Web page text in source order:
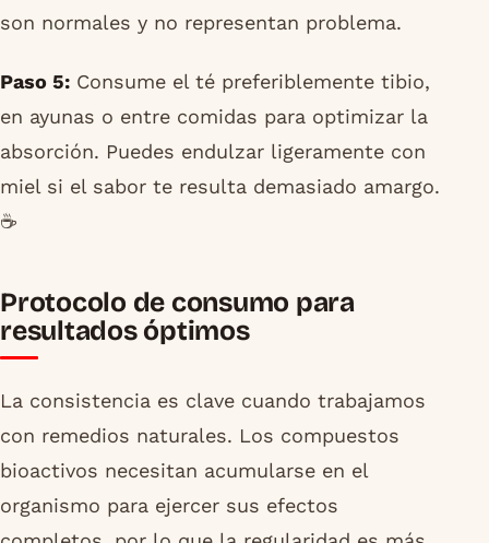
son normales y no representan problema.
Paso 5: Consume el té preferiblemente tibio,
en ayunas o entre comidas para optimizar la
absorción. Puedes endulzar ligeramente con
miel si el sabor te resulta demasiado amargo.
☕
Protocolo de consumo para
resultados óptimos
La consistencia es clave cuando trabajamos
con remedios naturales. Los compuestos
bioactivos necesitan acumularse en el
organismo para ejercer sus efectos